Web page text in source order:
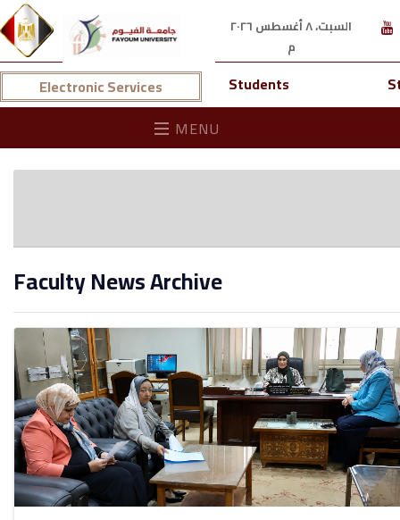
السبت، ٨ أغسطس ٢٠٢٦
م
Electronic Services Students
MENU
Faculty News Archive